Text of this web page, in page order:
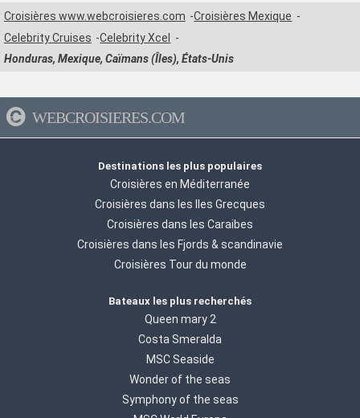
Croisières www.webcroisieres.com
Croisières Mexique
Celebrity Cruises
Celebrity Xcel
Honduras, Mexique, Caïmans (Îles), États-Unis
WEBCROISIERES.COM
Destinations les plus populaires
Croisières en Méditerranée
Croisières dans les Iles Grecques
Croisières dans les Caraibes
Croisières dans les Fjords & scandinavie
Croisières Tour du monde
Bateaux les plus recherchés
Queen mary 2
Costa Smeralda
MSC Seaside
Wonder of the seas
Symphony of the seas